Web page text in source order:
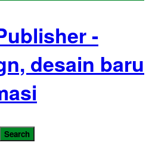
-
desain baru